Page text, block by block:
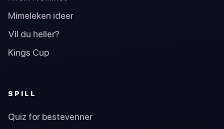
Mimeleken ideer
Vil du heller?
Kings Cup
SPILL
Quiz for bestevenner